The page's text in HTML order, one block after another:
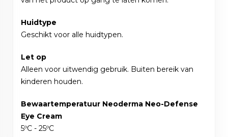
Huidtype
Geschikt voor alle huidtypen.
Let op
Alleen voor uitwendig gebruik. Buiten bereik van
kinderen houden.
Bewaartemperatuur Neoderma Neo-Defense
Eye Cream
5ºC - 25ºC